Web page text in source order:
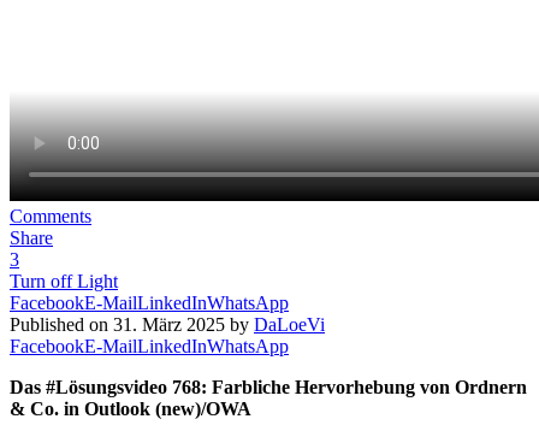
Comments
Share
3
Turn off Light
FacebookE-MailLinkedInWhatsApp
Published on 31. März 2025 by DaLoeVi
FacebookE-MailLinkedInWhatsApp
Das #Lösungsvideo 768: Farbliche Hervorhebung von Ordnern
& Co. in Outlook (new)/OWA